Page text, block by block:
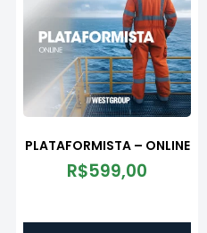
PLATAFORMISTA – ONLINE
R$599,00